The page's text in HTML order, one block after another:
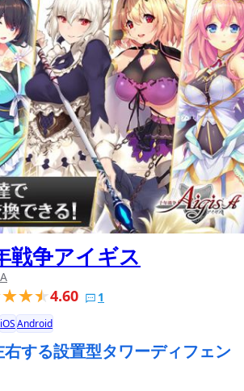
戦争アイギス
4.60 1
iOSAndroid
する設置型タワーディフェン